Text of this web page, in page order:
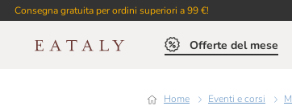
Consegna gratuita per ordini superiori a 99 €!
Offerte del mese
Home Eventi e corsi